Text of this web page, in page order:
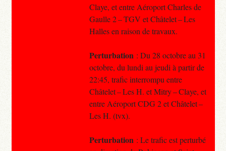
Claye, et entre Aéroport Charles de
Gaulle 2 – TGV et Châtelet – Les
Halles en raison de travaux.
Perturbation : Du 28 octobre au 31
octobre, du lundi au jeudi à partir de
22:45, trafic interrompu entre
Châtelet – Les H. et Mitry – Claye, et
entre Aéroport CDG 2 et Châtelet –
Les H. (tvx).
Perturbation : Le trafic est perturbé